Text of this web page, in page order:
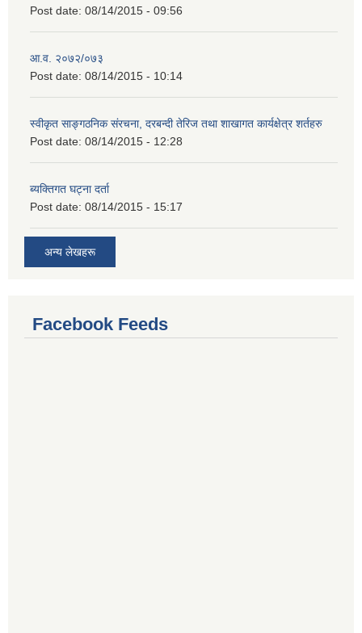
Post date: 08/14/2015 - 09:56
आ.व. २०७२/०७३
Post date: 08/14/2015 - 10:14
स्वीकृत साङ्गठनिक संरचना, दरबन्दी तेरिज तथा शाखागत कार्यक्षेत्र शर्तहरु
Post date: 08/14/2015 - 12:28
ब्यक्तिगत घट्ना दर्ता
Post date: 08/14/2015 - 15:17
अन्य लेखहरू
Facebook Feeds